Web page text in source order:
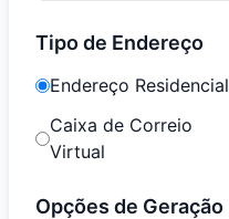
Tipo de Endereço
Endereço Residencial
Caixa de Correio
Virtual
Opções de Geração